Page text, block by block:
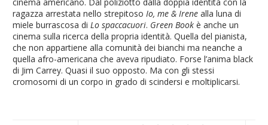
ragazza arrestata nello strepitosoIo, me & Irene alla luna di
miele burrascosa diLo spaccacuori. Green Book è anche un
cinema sulla ricerca della propria identità. Quella del pianista,
che non appartiene alla comunità dei bianchi ma neanche a
quella afro-americana che aveva ripudiato. Forse l’anima black
di Jim Carrey. Quasi il suo opposto. Ma con gli stessi
cromosomi di un corpo in grado di scindersi e moltiplicarsi.